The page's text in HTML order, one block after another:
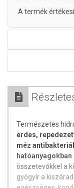
A termék
Természetes
érdes,
méz
összetevőkkel a
gyógyír a